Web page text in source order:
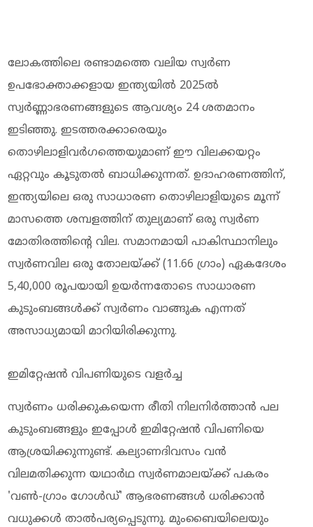
ലോകത്തിലെ രണ്ടാമത്തെ വലിയ സ്വര്‍ണ
ഉപഭോക്താക്കളായ ഇന്ത്യയില്‍ 2025ല്‍
സ്വര്‍ണ്ണാഭരണങ്ങളുടെ ആവശ്യം 24 ശതമാനം
ഇടിഞ്ഞു. ഇടത്തരക്കാരെയും
തൊഴിലാളിവര്‍ഗത്തെയുമാണ് ഈ വിലക്കയറ്റം
ഏറ്റവും കൂടുതല്‍ ബാധിക്കുന്നത്. ഉദാഹരണത്തിന്,
ഇന്ത്യയിലെ ഒരു സാധാരണ തൊഴിലാളിയുടെ മൂന്ന്
മാസത്തെ ശമ്പളത്തിന് തുല്യമാണ് ഒരു സ്വര്‍ണ
മോതിരത്തിന്റെ വില. സമാനമായി പാകിസ്ഥാനിലും
സ്വര്‍ണവില ഒരു തോലയ്ക്ക് (11.66 ഗ്രാം) ഏകദേശം
5,40,000 രൂപയായി ഉയര്‍ന്നതോടെ സാധാരണ
കുടുംബങ്ങള്‍ക്ക് സ്വര്‍ണം വാങ്ങുക എന്നത്
അസാധ്യമായി മാറിയിരിക്കുന്നു.
ഇമിറ്റേഷന്‍ വിപണിയുടെ വളര്‍ച്ച
സ്വര്‍ണം ധരിക്കുകയെന്ന രീതി നിലനിര്‍ത്താന്‍ പല
കുടുംബങ്ങളും ഇപ്പോള്‍ ഇമിറ്റേഷന്‍ വിപണിയെ
ആശ്രയിക്കുന്നുണ്ട്. കല്യാണദിവസം വന്‍
വിലമതിക്കുന്ന യഥാര്‍ഥ സ്വര്‍ണമാലയ്ക്ക് പകരം
'വണ്‍-ഗ്രാം ഗോള്‍ഡ്' ആഭരണങ്ങള്‍ ധരിക്കാന്‍
വധുക്കള്‍ താല്‍പര്യപ്പെടുന്നു. മുംബൈയിലെയും